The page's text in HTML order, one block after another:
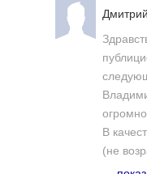
В
(не
https://